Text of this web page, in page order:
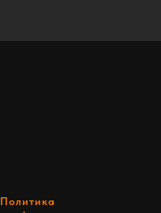
Политика